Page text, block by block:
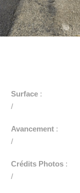
Surface:
/
Avancement:
/
Crédits Photos :
/